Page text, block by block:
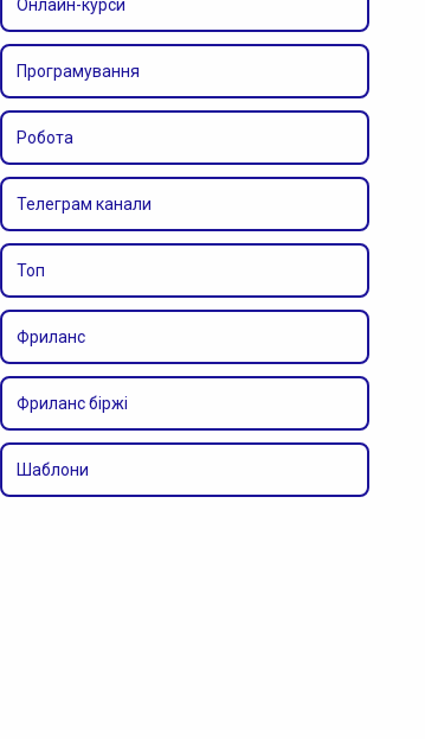
Онлайн-курси
Програмування
Робота
Телеграм канали
Топ
Фриланс
Фриланс біржі
Шаблони